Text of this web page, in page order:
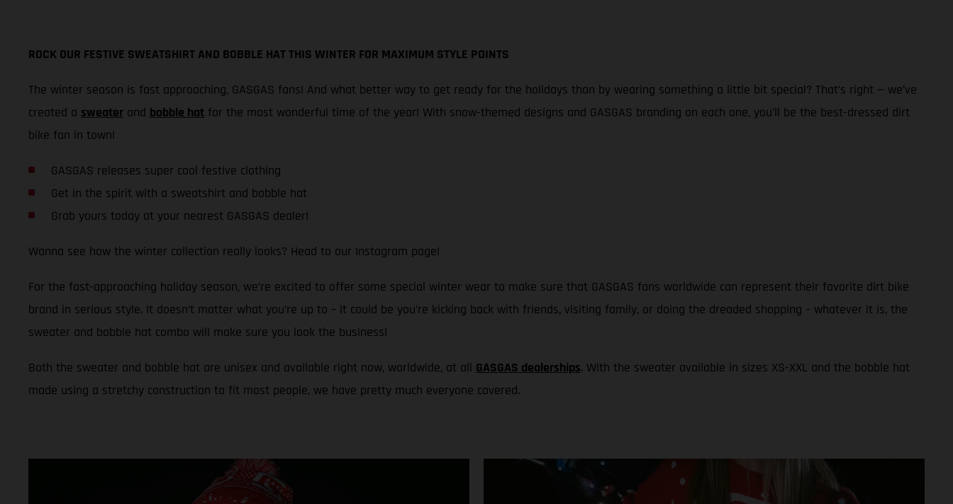
ROCK OUR FESTIVE SWEATSHIRT AND BOBBLE HAT THIS WINTER FOR MAXIMUM STYLE POINTS
The winter season is fast approaching, GASGAS fans! And what better way to get ready for the holidays than by wearing something a little bit special? That’s right — we’ve
created a sweater and bobble hat for the most wonderful time of the year! With snow-themed designs and GASGAS branding on each one, you’ll be the best-dressed dirt
bike fan in town!
GASGAS releases super cool festive clothing
Get in the spirit with a sweatshirt and bobble hat
Grab yours today at your nearest GASGAS dealer!
Wanna see how the winter collection really looks? Head to our Instagram page!
For the fast-approaching holiday season, we’re excited to offer some special winter wear to make sure that GASGAS fans worldwide can represent their favorite dirt bike
brand in serious style. It doesn’t matter what you’re up to – it could be you’re kicking back with friends, visiting family, or doing the dreaded shopping – whatever it is, the
sweater and bobble hat combo will make sure you look the business!
Both the sweater and bobble hat are unisex and available right now, worldwide, at all GASGAS dealerships. With the sweater available in sizes XS-XXL and the bobble hat
made using a stretchy construction to fit most people, we have pretty much everyone covered.